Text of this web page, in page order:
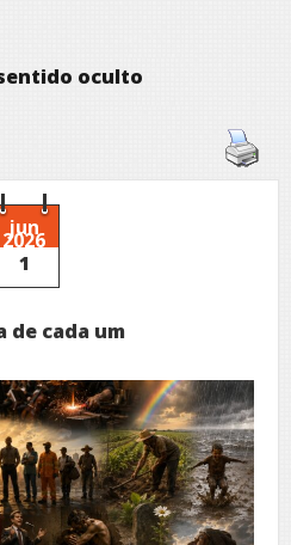
oculto
jun
2026
1
de cada um